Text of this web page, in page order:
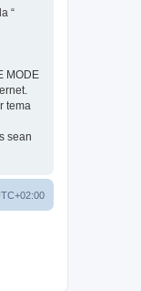
“
MODE
tema
sean